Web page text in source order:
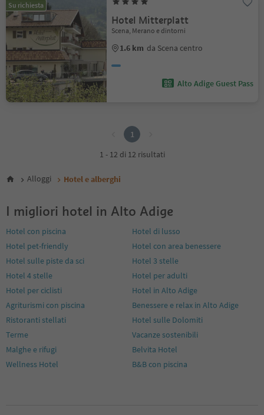
Su richiesta
Hotel Mitterplatt
Scena, Merano e dintorni
1.6 km da Scena centro
Alto Adige Guest Pass
1
1 - 12 di 12 risultati
Alloggi Hotel e alberghi
I migliori hotel in Alto Adige
Hotel con piscina
Hotel di lusso
Hotel pet-friendly
Hotel con area benessere
Hotel sulle piste da sci
Hotel 3 stelle
Hotel 4 stelle
Hotel per adulti
Hotel per ciclisti
Hotel in Alto Adige
Agriturismi con piscina
Benessere e relax in Alto Adige
Ristoranti stellati
Hotel sulle Dolomiti
Terme
Vacanze sostenibili
Malghe e rifugi
Belvita Hotel
Wellness Hotel
B&B con piscina